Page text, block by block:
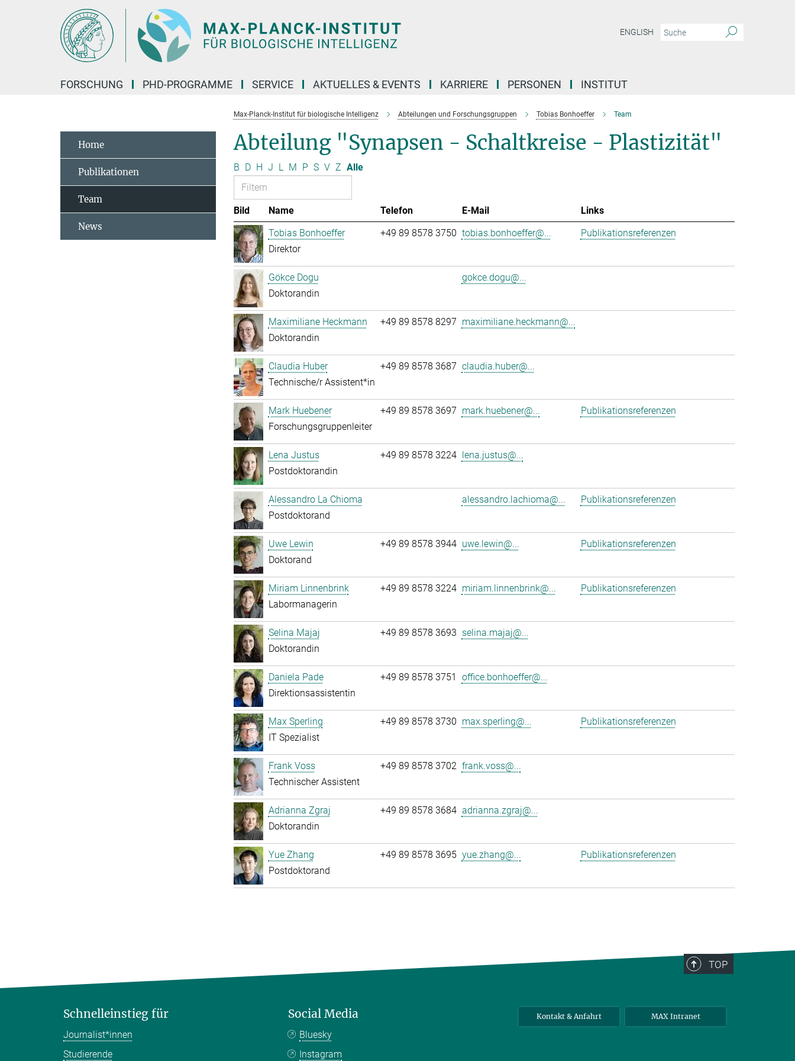
ENGLISH
FORSCHUNG PHD-PROGRAMME SERVICE AKTUELLES & EVENTS KARRIERE PERSONEN INSTITUT
Max-Planck-Institut für biologische Intelligenz Abteilungen und Forschungsgruppen Tobias Bonhoeffer Team
Abteilung "Synapsen - Schaltkreise - Plastizität"
B D H J L M P S V Z Alle
Bild Name Telefon E-Mail
Links
Tobias Bonhoeffer
Direktor
+49 89 8578 3750 tobias.bonhoeffer@... Publikationsreferenzen
Gökce Dogu
Doktorandin
gokce.dogu@...
Maximiliane Heckmann
Doktorandin
+49 89 8578 8297 maximiliane.heckmann@...
Claudia Huber
Technische/r Assistent*in
+49 89 8578 3687 claudia.huber@...
Mark Huebener
Forschungsgruppenleiter
+49 89 8578 3697 mark.huebener@... Publikationsreferenzen
Lena Justus
Postdoktorandin
+49 89 8578 3224 lena.justus@...
Alessandro La Chioma
Postdoktorand
alessandro.lachioma@... Publikationsreferenzen
Uwe Lewin
Doktorand
+49 89 8578 3944 uwe.lewin@... Publikationsreferenzen
Miriam Linnenbrink
Labormanagerin
+49 89 8578 3224 miriam.linnenbrink@... Publikationsreferenzen
Selina Majaj
Doktorandin
+49 89 8578 3693 selina.majaj@...
Daniela Pade
Direktionsassistentin
+49 89 8578 3751 office.bonhoeffer@...
Max Sperling
IT Spezialist
+49 89 8578 3730 max.sperling@... Publikationsreferenzen
Frank Voss
Technischer Assistent
+49 89 8578 3702 frank.voss@...
Adrianna Zgraj
Doktorandin
+49 89 8578 3684 adrianna.zgraj@...
Yue Zhang
Postdoktorand
+49 89 8578 3695 yue.zhang@... Publikationsreferenzen
Home
Publikationen
Team
News
TOP
Schnelleinstieg für
Journalist*innen
Studierende
Social Media
Bluesky
Instagram
Kontakt & Anfahrt MAX Intranet